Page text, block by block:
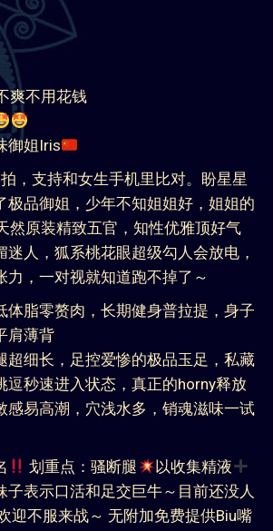
爽不用花钱
御姐Iris
，支持和女生手机里比对。盼星星
极品御姐，少年不知姐姐好，姐姐的
然原装精致五官，知性优雅顶好气
迷人，狐系桃花眼超级勾人会放电，
力，一对视就知道跑不掉了～
体脂零赘肉，长期健身普拉提，身子
肩薄背
超细长，足控爱惨的极品玉足，私藏
逗秒速进入状态，真正的horny释放
感易高潮，穴浅水多，销魂滋味一试
划重点：骚断腿
以收集精液
子表示口活和足交巨牛～目前还没人
迎不服来战～ 无附加免费提供Biu嘴